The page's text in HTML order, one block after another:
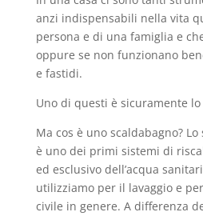
anzi indispensabili nella vita
persona e di una famiglia e
oppure se non funzionano
e fastidi.
Uno di questi è sicuramente
Ma cos è uno scaldabagno?
è uno dei primi sistemi di
ed esclusivo dell’acqua
utilizziamo per il lavaggio e
civile in genere. A differenza